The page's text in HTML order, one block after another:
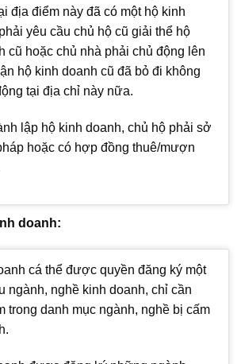
địa điểm này đã có một hộ kinh
yêu cầu chủ hộ cũ giải thể hộ
cũ hoặc chủ nhà phải chủ động lên
hộ kinh doanh cũ đã bỏ đi không
tại địa chỉ này nữa.
lập hộ kinh doanh, chủ hộ phải sở
hoặc có hợp đồng thuê/mượn
doanh:
cá thể được quyền đăng ký một
ngành, nghề kinh doanh, chỉ cần
trong danh mục ngành, nghề bị cấm